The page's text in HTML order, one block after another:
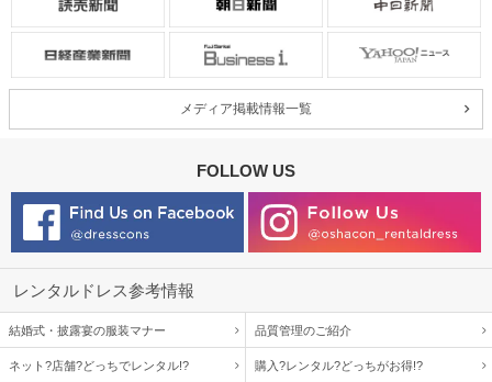
メディア掲載情報一覧
FOLLOW US
レンタルドレス参考情報
結婚式・披露宴の服装マナー 品質管理のご紹介
ネット?店舗?どっちでレンタル!? 購入?レンタル?どっちがお得!?